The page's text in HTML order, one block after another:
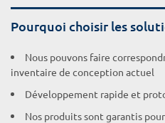
Pourquoi choisir les
Nous pouvons faire
inventaire de conception actuel
Développement rapide et
Nos produits sont garantis